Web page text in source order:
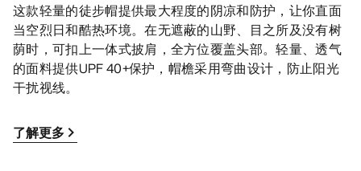
这款轻量的徒步帽提供最大程度的阴凉和防护，让你直面
当空烈日和酷热环境。在无遮蔽的山野、目之所及没有树
荫时，可扣上一体式披肩，全方位覆盖头部。轻量、透气
的面料提供UPF 40+保护，帽檐采用弯曲设计，防止阳光
干扰视线。
了解更多